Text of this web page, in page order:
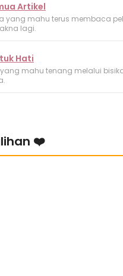
Artikel
yang mahu terus membaca
lagi.
Hati
yang mahu tenang melalui
❤️